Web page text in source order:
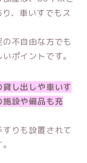
、車いすでもス
不自由な方でも
ポイントです。
貸し出しや車いす
設や備品も充
りも設置されて